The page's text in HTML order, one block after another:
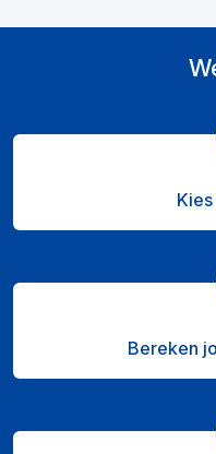
Bereken